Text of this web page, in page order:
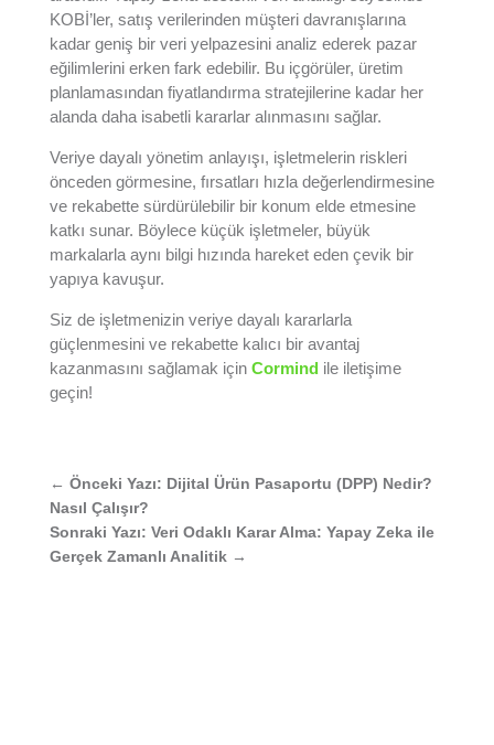
KOBİ’ler, satış verilerinden müşteri davranışlarına
kadar geniş bir veri yelpazesini analiz ederek pazar
eğilimlerini erken fark edebilir. Bu içgörüler, üretim
planlamasından fiyatlandırma stratejilerine kadar her
alanda daha isabetli kararlar alınmasını sağlar.
Veriye dayalı yönetim anlayışı, işletmelerin riskleri
önceden görmesine, fırsatları hızla değerlendirmesine
ve rekabette sürdürülebilir bir konum elde etmesine
katkı sunar. Böylece küçük işletmeler, büyük
markalarla aynı bilgi hızında hareket eden çevik bir
yapıya kavuşur.
Siz de işletmenizin veriye dayalı kararlarla
güçlenmesini ve rekabette kalıcı bir avantaj
kazanmasını sağlamak için Cormindile iletişime
geçin!
← Önceki Yazı: Dijital Ürün Pasaportu (DPP) Nedir?
Nasıl Çalışır?
Sonraki Yazı: Veri Odaklı Karar Alma: Yapay Zeka ile
Gerçek Zamanlı Analitik→